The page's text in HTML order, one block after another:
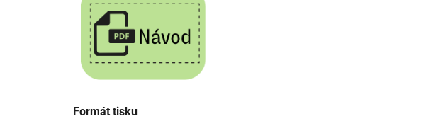
Formát tisku